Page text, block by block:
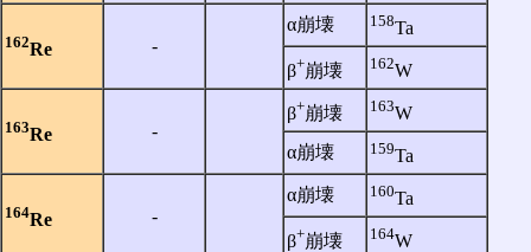
162Re ‐
α崩壊 158Ta
β+崩壊 162W
163Re ‐
β+崩壊 163W
α崩壊
159Ta
164Re ‐
α崩壊 160Ta
β+崩壊 164W